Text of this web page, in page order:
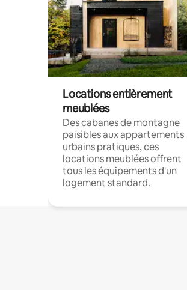
Locations entièrement
meublées
Des cabanes de montagne
paisibles aux appartements
urbains pratiques, ces
locations meublées offrent
tous les équipements d'un
logement standard.